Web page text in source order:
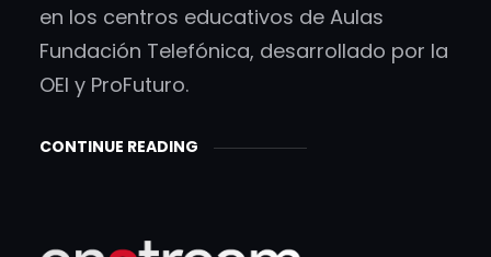
en los centros educativos de Aulas
Fundación Telefónica, desarrollado por la
OEI y ProFuturo.
CONTINUE READING